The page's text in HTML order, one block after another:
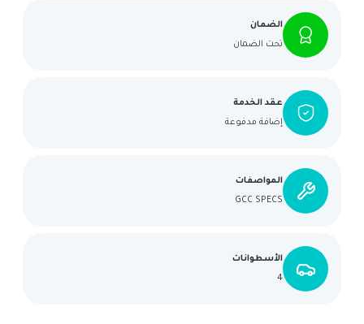
الضمان
تحت الضمان
عقد الخدمة
إضافة مدفوعة
المواصفات
GCC SPECS
الأسطوانات
4